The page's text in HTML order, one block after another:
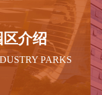
区介绍
PARKS